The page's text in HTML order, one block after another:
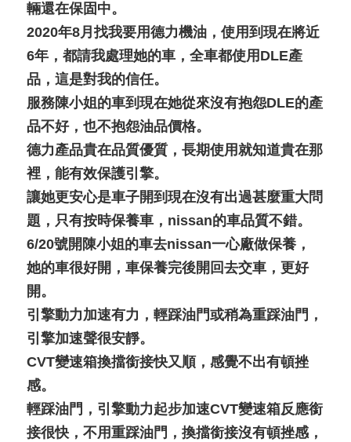
輛還在保固中。
2020年8月找我要用德力機油，使用到現在將近
6年，都請我處理她的車，全車都使用DLE產
品，這是對我的信任。
服務陳小姐的車到現在她從來沒有抱怨DLE的產
品不好，也不抱怨油品價格。
德力產品貴在品質優質，長期使用就知道貴在那
裡，能有效保護引擎。
讓她更安心是車子開到現在沒有出過甚麼重大問
題，只有按時保養車，nissan的車品質不錯。
6/20號開陳小姐的車去nissan一心廠做保養，
她的車很好開，車保養完後開回去交車，更好
開。
引擎動力加速有力，輕踩油門或稍為重踩油門，
引擎加速聲很安靜。
CVT變速箱換擋銜接快又順，感覺不出有頓挫
感。
輕踩油門，引擎動力起步加速CVT變速箱反應銜
接很快，不用重踩油門，換擋銜接沒有頓挫感，